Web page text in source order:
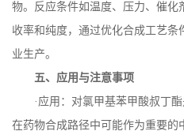
物。反应条件如温度、压力、催化
收率和纯度，通过优化合成工艺条
业生产。
五、应用与注意事项
·应用：对氯甲基苯甲酸叔丁
在药物合成路径中可能作为重要的